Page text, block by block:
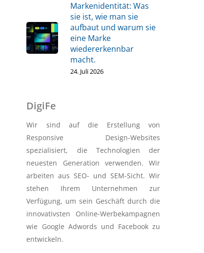
Markenidentität: Was
sie ist, wie man sie
aufbaut und warum sie
eine Marke
wiedererkennbar
macht.
24. Juli 2026
DigiFe
Wir sind auf die Erstellung von
Responsive Design-Websites
spezialisiert, die Technologien der
neuesten Generation verwenden. Wir
arbeiten aus SEO- und SEM-Sicht. Wir
stehen Ihrem Unternehmen zur
Verfügung, um sein Geschäft durch die
innovativsten Online-Werbekampagnen
wie Google Adwords und Facebook zu
entwickeln.